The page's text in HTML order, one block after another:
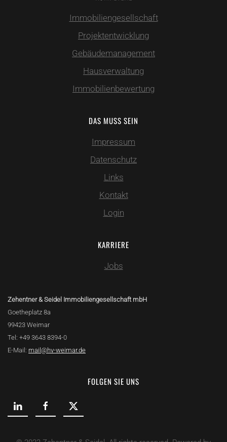
Immobiliengesellschaft
Projektentwicklung
Gebäudemanagement
Hausverwaltung
Immobilienbewertung
DAS MUSS SEIN
Impressum
Datenschutz
Links
Kontakt
Login
KARRIERE
Jobs
Zehentner & Seidel Immobiliengesellschaft mbH
Goetheplatz 8a
99423 Weimar
Tel: +49 3643 8394-0
E-Mail: mail@hv-weimar.de
FOLGEN SIE UNS